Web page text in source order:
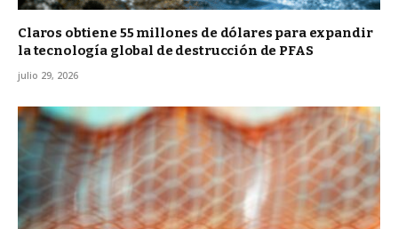
Claros obtiene 55 millones de dólares para expandir
la tecnología global de destrucción de PFAS
julio 29, 2026